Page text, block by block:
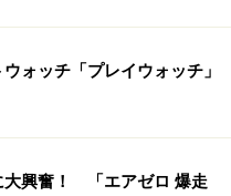
ォッチ「プレイウォッチ」
大興奮！ 「エアゼロ 爆走